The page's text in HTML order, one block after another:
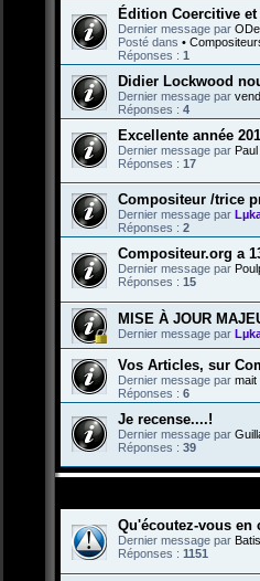
Édition Coercitive
Dernier message par
Posté dans •
Réponses : 1
Didier Lockwood
Dernier message par
Réponses : 4
Excellente année
Dernier message par Paul
Réponses : 17
Compositeur /trice
Dernier message par
Réponses : 2
Compositeur.org a
Dernier message par
Réponses : 15
MISE À JOUR
Dernier message par
Vos Articles, sur
Dernier message par mait
Réponses : 6
Je recense....!
Dernier message par
Réponses : 39
Qu'écoutez-vous en
Dernier message par
Réponses : 1151